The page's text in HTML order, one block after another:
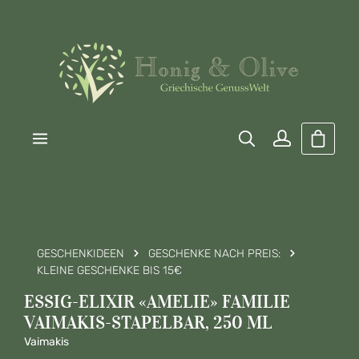
GESCHENKIDEEN
GESCHENKE NACH PREIS:
KLEINE GESCHENKE BIS 15€
ESSIG-ELIXIR «AMELIE» FAMILIE
VAIMAKIS-STAPELBAR, 250 ML
Vaimakis